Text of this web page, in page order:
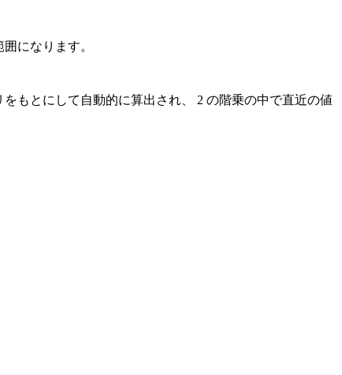
になります。
もとにして自動的に算出され、 2 の階乗の中で直近の値